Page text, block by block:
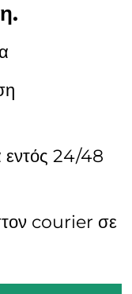
εντός 24/48
courier σε